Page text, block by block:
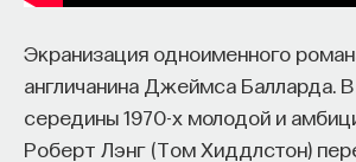
Экранизация одноименного
англичанина Джеймса Балларда.
середины 1970-х молодой и
Роберт Лэнг (Том Хиддлстон)